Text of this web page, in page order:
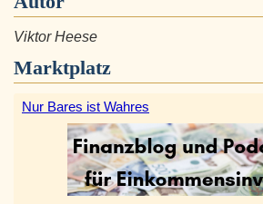
Viktor Heese
Marktplatz
Nur Bares ist Wahres